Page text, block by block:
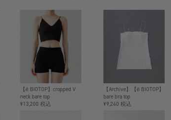
【ё BIOTOP】cropped V
neck bare top
¥13,200 税込
【Archive】【ё BIOTOP】
bare bra top
¥9,240 税込